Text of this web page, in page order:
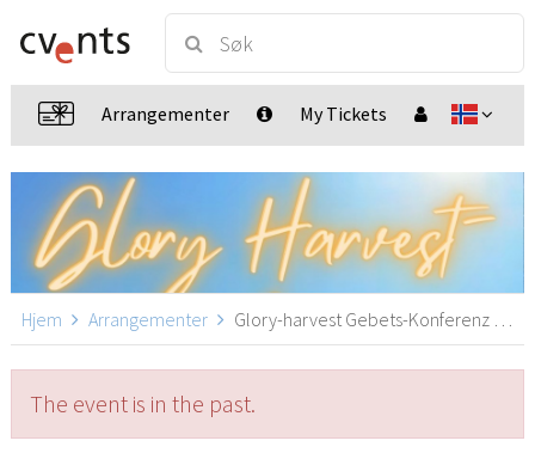
Arrangementer My Tickets
Hjem Arrangementer Glory-harvest Gebets-Konferenz am Bodensee, Stockach-Zizenhausen,
The event is in the past.